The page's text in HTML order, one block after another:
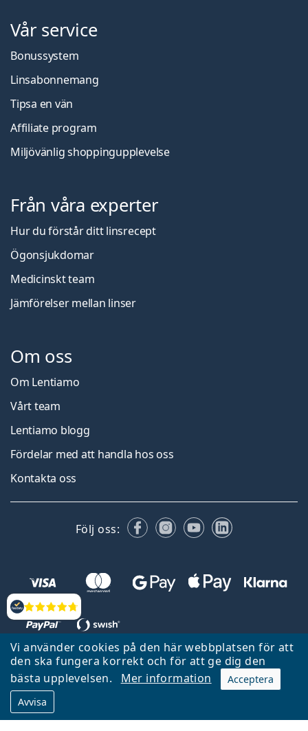
Vi använder cookies på den här webbplatsen för att
den ska fungera korrekt och för att ge dig den
bästa upplevelsen.
Mer information
Acceptera
Avvisa
Recensioner
Vår service
Bonussystem
Linsabonnemang
Tipsa en vän
Affiliate program
Miljövänlig shoppingupplevelse
Från våra experter
Hur du förstår ditt linsrecept
Ögonsjukdomar
Medicinskt team
Jämförelser mellan linser
Om oss
Om Lentiamo
Vårt team
Lentiamo blogg
Fördelar med att handla hos oss
Kontakta oss
Följ oss: FacebookInstagram
YouTubeLinkedIn
Tillbaka till startsidan
Gå upp
Lentiamo.se ägs och drivs av Lentiamo s.r.o., Tjeckien